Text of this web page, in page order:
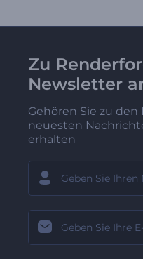
Zu
Newsletter
Gehören Sie zu den
neuesten
erhalten